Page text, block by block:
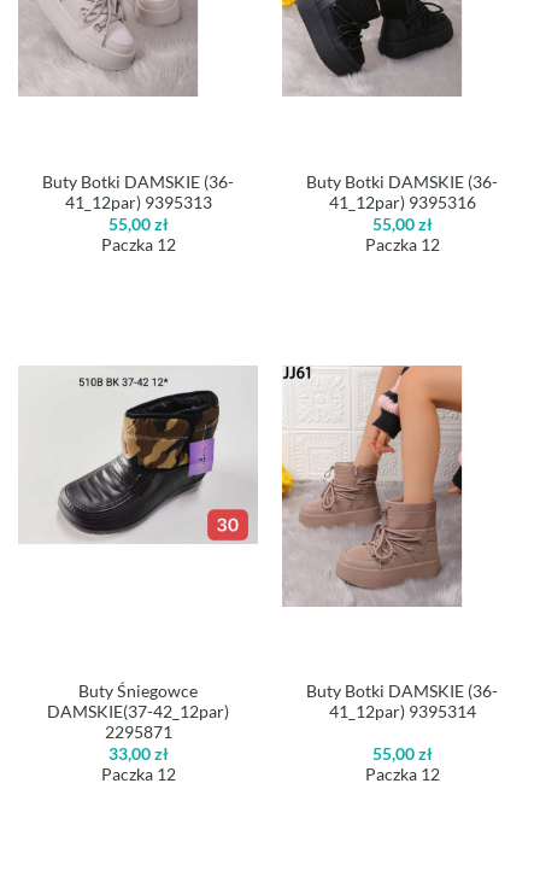
Buty Botki DAMSKIE (36-
41_12par) 9395313
55,00zł
Paczka 12
Buty Botki DAMSKIE (36-
41_12par) 9395316
55,00zł
Paczka 12
Buty Śniegowce
DAMSKIE(37-42_12par)
2295871
33,00zł
Paczka 12
Buty Botki DAMSKIE (36-
41_12par) 9395314
55,00zł
Paczka 12